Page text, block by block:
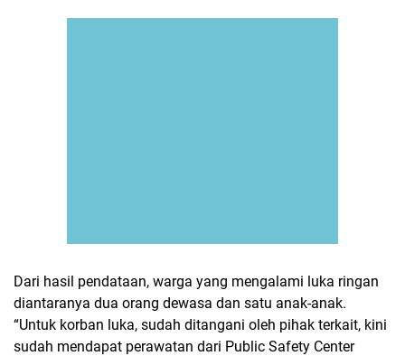
Dari hasil pendataan, warga yang mengalami luka ringan
diantaranya dua orang dewasa dan satu anak-anak.
“Untuk korban luka, sudah ditangani oleh pihak terkait, kini
sudah mendapat perawatan dari Public Safety Center